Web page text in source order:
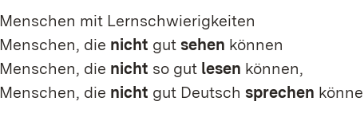
Menschen mit Lernschwierigkeiten
Menschen, die nicht gut sehen können
Menschen, die nicht so gut lesen können,
Menschen, die nicht gut Deutsch sprechen